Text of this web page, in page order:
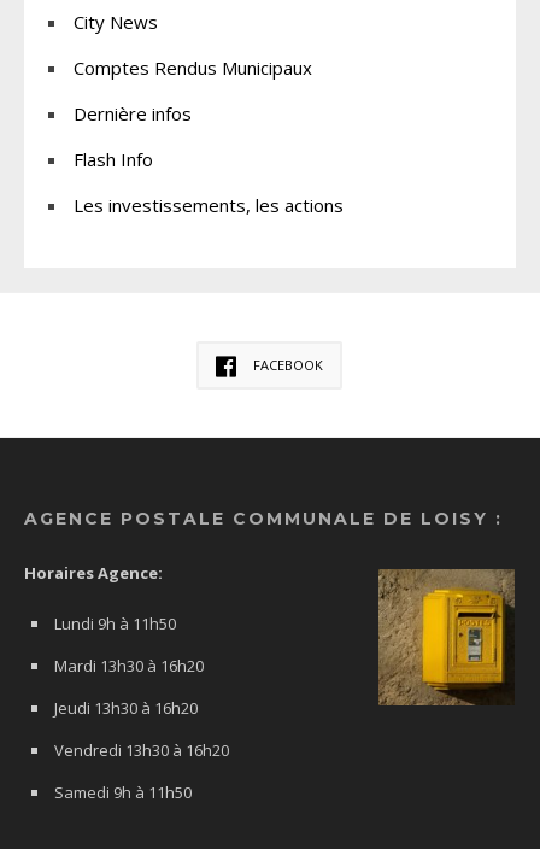
City News
Comptes Rendus Municipaux
Dernière infos
Flash Info
Les investissements, les actions
FACEBOOK
AGENCE POSTALE COMMUNALE DE LOISY :
Horaires Agence:
Lundi 9h à 11h50
Mardi 13h30 à 16h20
Jeudi 13h30 à 16h20
Vendredi 13h30 à 16h20
Samedi 9h à 11h50